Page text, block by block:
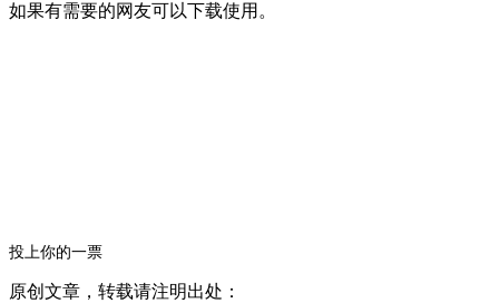
如果有需要的网友可以下载使用。
投上你的一票
原创文章，转载请注明出处：